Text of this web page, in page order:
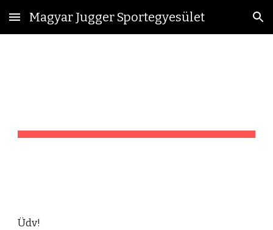
Skip to main content Skip to navigation
Magyar Jugger Sportegyesület
Üdv!